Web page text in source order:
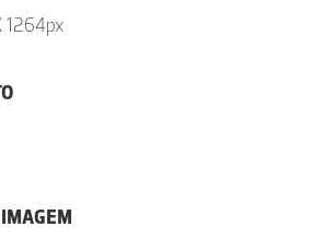
1264px